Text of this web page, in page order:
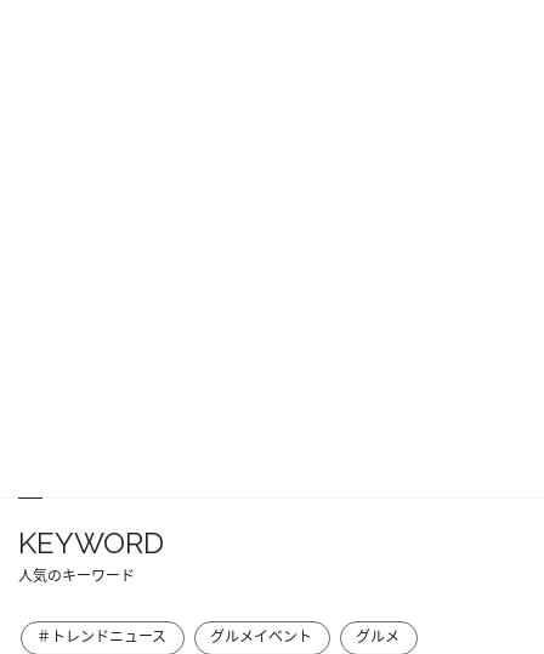
KEYWORD
人気のキーワード
＃トレンドニュース グルメイベント
グルメ